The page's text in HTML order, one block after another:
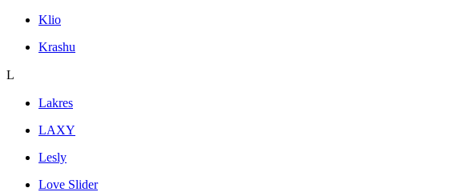
Klio
Krashu
L
Lakres
LAXY
Lesly
Love Slider